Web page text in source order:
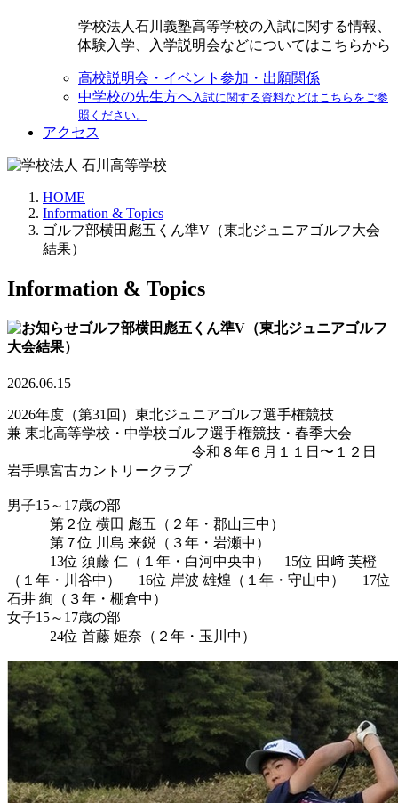
学校法人石川義塾高等学校の入試に関する情報、
体験入学、入学説明会などについてはこちらから
高校説明会・イベント参加・出願関係
中学校の先生方へ入試に関する資料などはこちらをご参
照ください。
アクセス
HOME
Information & Topics
ゴルフ部横田彪五くん準V（東北ジュニアゴルフ大会
結果）
Information & Topics
ゴルフ部横田彪五くん準V（東北ジュニアゴルフ
大会結果）
2026.06.15
2026年度（第31回）東北ジュニアゴルフ選手権競技
兼 東北高等学校・中学校ゴルフ選手権競技・春季大会
令和８年６月１１日〜１２日
岩手県宮古カントリークラブ
男子15～17歳の部
第２位 横田 彪五（２年・郡山三中）
第７位 川島 来鋭（３年・岩瀬中）
13位 須藤 仁（１年・白河中央中） 15位 田﨑 芙橙
（１年・川谷中） 16位 岸波 雄煌（１年・守山中） 17位
石井 絢（３年・棚倉中）
女子15～17歳の部
24位 首藤 姫奈（２年・玉川中）